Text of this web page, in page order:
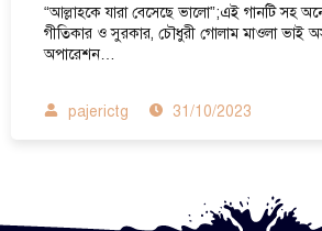
“আল্লাহকে যারা বেসেছে ভালো”;এই গানটি সহ
গীতিকার ও সুরকার, চৌধুরী গোলাম মাওলা ভাই
অপারেশন…
pajerictg 31/10/2023